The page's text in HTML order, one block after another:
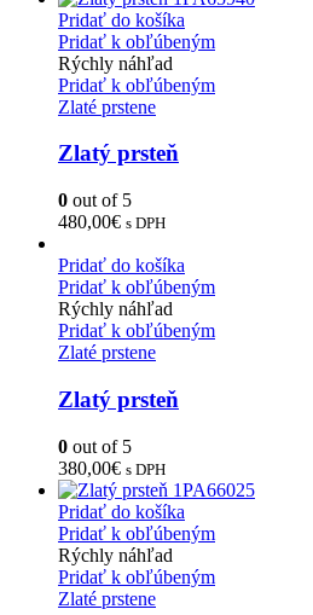
Pridať do košíka
Pridať k obľúbeným
Rýchly náhľad
Pridať k obľúbeným
Zlaté prstene
Zlatý prsteň
0 out of 5
480,00€ s DPH
Pridať do košíka
Pridať k obľúbeným
Rýchly náhľad
Pridať k obľúbeným
Zlaté prstene
Zlatý prsteň
0 out of 5
380,00€ s DPH
Pridať do košíka
Pridať k obľúbeným
Rýchly náhľad
Pridať k obľúbeným
Zlaté prstene